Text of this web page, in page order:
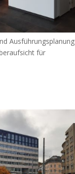
Ausführungsplanung
für